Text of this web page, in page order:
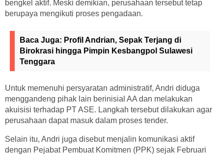
bengkel aktif. Meski demikian, perusahaan tersebut tetap
berupaya mengikuti proses pengadaan.
Baca Juga: Profil Andrian, Sepak Terjang di
Birokrasi hingga Pimpin Kesbangpol Sulawesi
Tenggara
Untuk memenuhi persyaratan administratif, Andri diduga
menggandeng pihak lain berinisial AA dan melakukan
akuisisi terhadap PT ASE. Langkah tersebut dilakukan agar
perusahaan dapat masuk dalam proses tender.
Selain itu, Andri juga disebut menjalin komunikasi aktif
dengan Pejabat Pembuat Komitmen (PPK) sejak Februari